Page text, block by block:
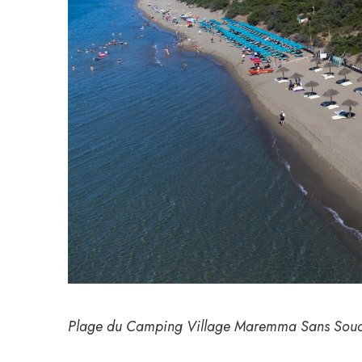
Plage du Camping Village Maremma Sans